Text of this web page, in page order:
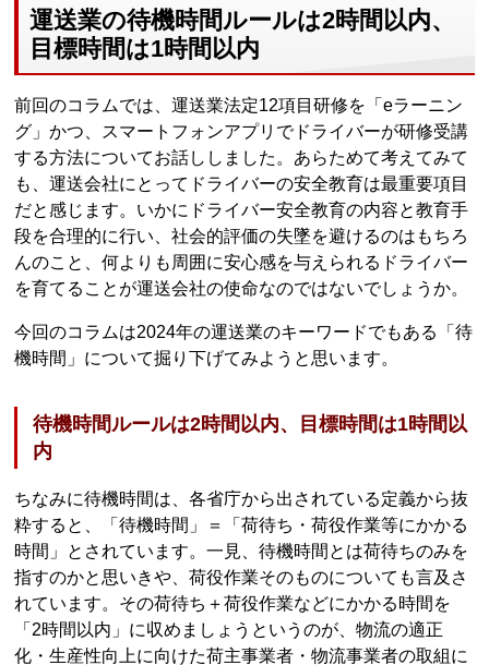
運送業の待機時間ルールは2時間以内、
目標時間は1時間以内
前回のコラムでは、運送業法定12項目研修を「eラーニン
グ」かつ、スマートフォンアプリでドライバーが研修受講
する方法についてお話ししました。あらためて考えてみて
も、運送会社にとってドライバーの安全教育は最重要項目
だと感じます。いかにドライバー安全教育の内容と教育手
段を合理的に行い、社会的評価の失墜を避けるのはもちろ
んのこと、何よりも周囲に安心感を与えられるドライバー
を育てることが運送会社の使命なのではないでしょうか。
今回のコラムは2024年の運送業のキーワードでもある「待
機時間」について掘り下げてみようと思います。
待機時間ルールは2時間以内、目標時間は1時間以
内
ちなみに待機時間は、各省庁から出されている定義から抜
粋すると、「待機時間」＝「荷待ち・荷役作業等にかかる
時間」とされています。一見、待機時間とは荷待ちのみを
指すのかと思いきや、荷役作業そのものについても言及さ
れています。その荷待ち＋荷役作業などにかかる時間を
「2時間以内」に収めましょうというのが、物流の適正
化・生産性向上に向けた荷主事業者・物流事業者の取組に